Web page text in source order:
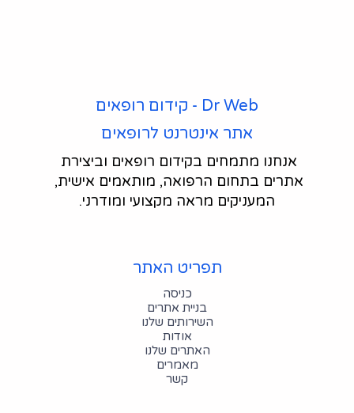
Dr Web - קידום רופאים
אתר אינטרנט לרופאים
המעניקים מראה מקצועי ומודרני.
תפריט האתר
כניסה
בניית אתרים
השירותים שלנו
אודות
האתרים שלנו
מאמרים
קשר